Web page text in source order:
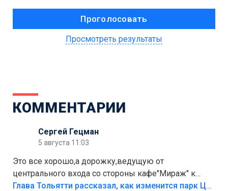
Просмотреть результаты
КОММЕНТАРИИ
Сергей Гецман
5 августа 11:03
Это все хорошо,а дорожку,ведущую от
центрального входа со стороны кафе"Мираж" к
аттракционам слабо доделать?А то бордюры
Глава Тольятти рассказал, как изменится парк Центрального района